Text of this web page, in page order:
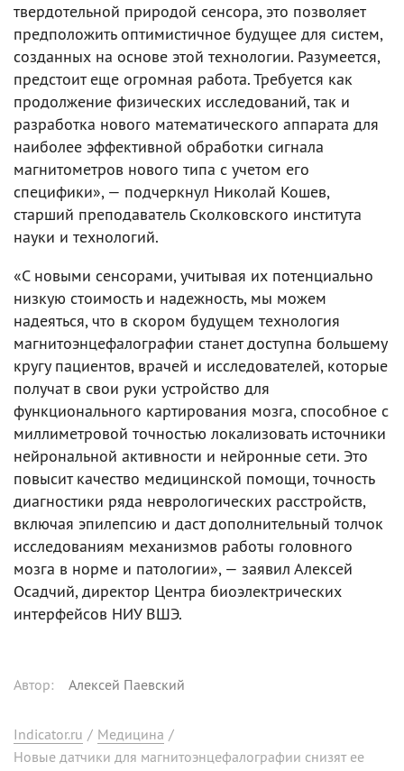
твердотельной природой сенсора, это позволяет
предположить оптимистичное будущее для систем,
созданных на основе этой технологии. Разумеется,
предстоит еще огромная работа. Требуется как
продолжение физических исследований, так и
разработка нового математического аппарата для
наиболее эффективной обработки сигнала
магнитометров нового типа с учетом его
специфики», — подчеркнул Николай Кошев,
старший преподаватель Сколковского института
науки и технологий.
«С новыми сенсорами, учитывая их потенциально
низкую стоимость и надежность, мы можем
надеяться, что в скором будущем технология
магнитоэнцефалографии станет доступна большему
кругу пациентов, врачей и исследователей, которые
получат в свои руки устройство для
функционального картирования мозга, способное с
миллиметровой точностью локализовать источники
нейрональной активности и нейронные сети. Это
повысит качество медицинской помощи, точность
диагностики ряда неврологических расстройств,
включая эпилепсию и даст дополнительный толчок
исследованиям механизмов работы головного
мозга в норме и патологии», — заявил Алексей
Осадчий, директор Центра биоэлектрических
интерфейсов НИУ ВШЭ.
Автор: Алексей Паевский
Indicator.ru / Медицина /
Новые датчики для магнитоэнцефалографии снизят ее